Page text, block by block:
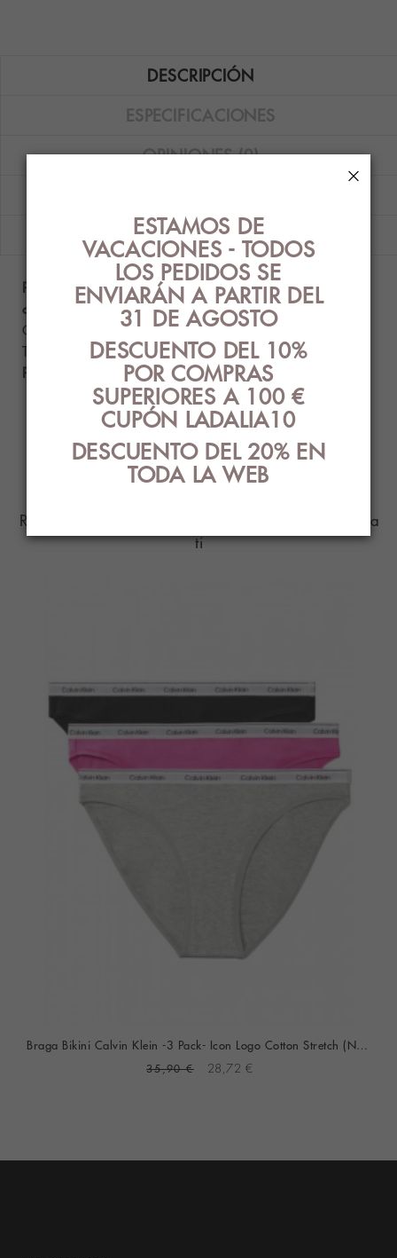
DESCRIPCIÓN
ESPECIFICACIONES
OPINIONES (0)
ENVÍOS
Pack de 3 braguitas bikini Calvin Klein Carousel en
color blanco, verde y piel.
Composición: 90% algodón - 10% elastano.
Tallas disponibles: S.
Producto auténtico con etiquetado original.
PRODUCTOS
RELACIONADOS
Ropa Interior con el mejor diseño y estilo para
ti
Braga Bikini Calvin Klein -3 Pack- Icon Logo Cotton Stretch (Negro, Gris Y Púrpura)
35,90 € 28,72 €
ESTAMOS DE
VACACIONES - TODOS
LOS PEDIDOS SE
ENVIARÁN A PARTIR DEL
31 DE AGOSTO
DESCUENTO DEL 10%
POR COMPRAS
SUPERIORES A 100 €
CUPÓN LADALIA10
DESCUENTO DEL 20% EN
TODA LA WEB
×